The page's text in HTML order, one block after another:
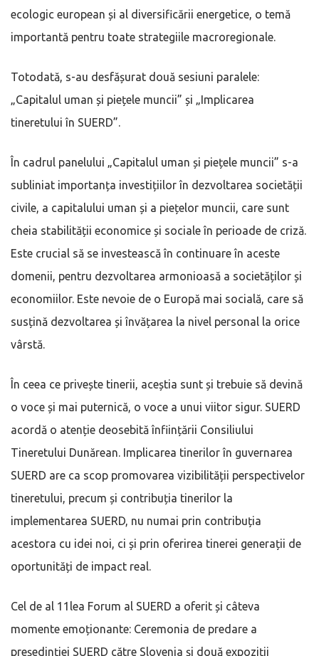
ecologic european și al diversificării energetice, o temă
importantă pentru toate strategiile macroregionale.
Totodată, s-au desfășurat două sesiuni paralele:
„Capitalul uman și piețele muncii” și „Implicarea
tineretului în SUERD”.
În cadrul panelului „Capitalul uman și piețele muncii” s-a
subliniat importanța investițiilor în dezvoltarea societății
civile, a capitalului uman și a piețelor muncii, care sunt
cheia stabilității economice și sociale în perioade de criză.
Este crucial să se investească în continuare în aceste
domenii, pentru dezvoltarea armonioasă a societăților și
economiilor. Este nevoie de o Europă mai socială, care să
susțină dezvoltarea și învățarea la nivel personal la orice
vârstă.
În ceea ce privește tinerii, aceștia sunt și trebuie să devină
o voce și mai puternică, o voce a unui viitor sigur. SUERD
acordă o atenție deosebită înființării Consiliului
Tineretului Dunărean. Implicarea tinerilor în guvernarea
SUERD are ca scop promovarea vizibilității perspectivelor
tineretului, precum și contribuția tinerilor la
implementarea SUERD, nu numai prin contribuția
acestora cu idei noi, ci și prin oferirea tinerei generații de
oportunități de impact real.
Cel de al 11lea Forum al SUERD a oferit și câteva
momente emoționante: Ceremonia de predare a
președinției SUERD către Slovenia și două expoziții